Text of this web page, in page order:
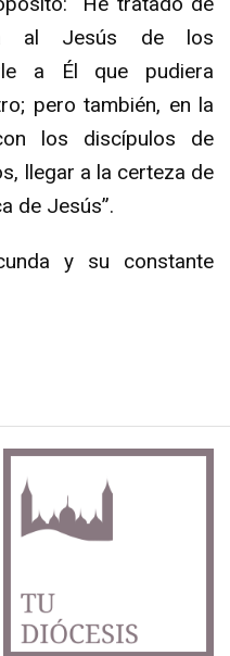
al Jesús de los
a Él que pudiera
pero también, en la
los discípulos de
llegar a la certeza de
de Jesús”.
y su constante